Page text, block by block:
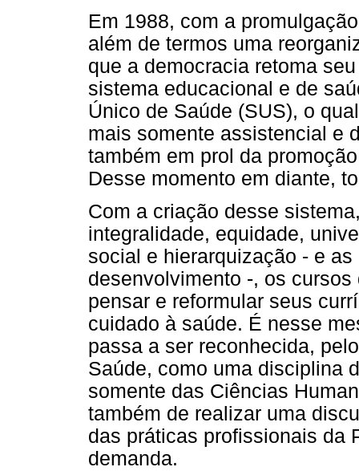
Em 1988, com a
além de termos uma
que a democracia retoma
sistema educacional e de
Único de Saúde (SUS), o
mais somente assistencial e
também em prol da
Desse momento em diante,
Com a criação desse
integralidade, equidade,
social e hierarquização - e
desenvolvimento -, os
pensar e reformular seus
cuidado à saúde. É nesse
passa a ser reconhecida,
Saúde, como uma disciplina
somente das Ciências
também de realizar uma
das práticas profissionais da
demanda.